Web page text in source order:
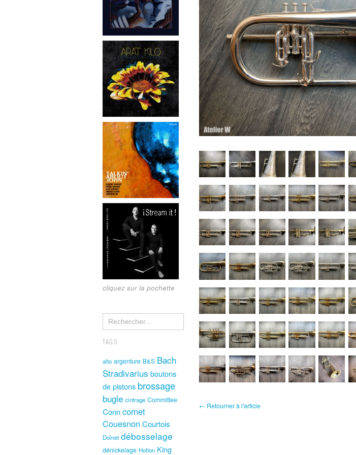
cliquez sur la pochette
TAGS
alto argenture B&S Bach
Stradivarius boutons
de pistons brossage
bugle cintrage Committee
Conncornet
Couesnon Courtois
Dolnet débosselage
dénickelage Holton King
← Retourner à l'article